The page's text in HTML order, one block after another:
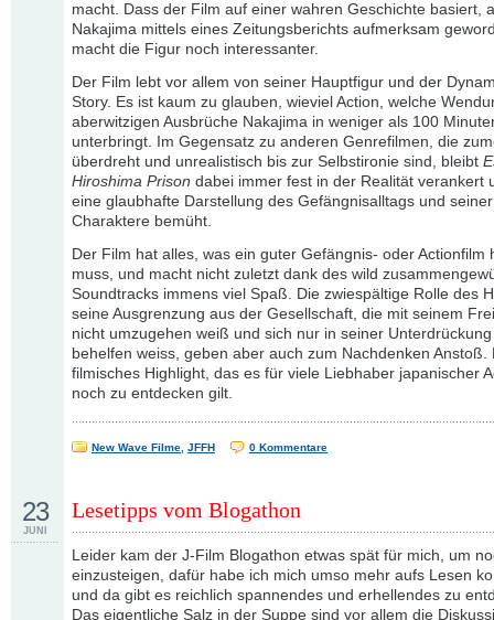
macht. Dass der Film auf einer wahren Geschichte basiert,
Nakajima mittels eines Zeitungsberichts aufmerksam
macht die Figur noch interessanter.
Der Film lebt vor allem von seiner Hauptfigur und der
Story. Es ist kaum zu glauben, wieviel Action, welche
aberwitzigen Ausbrüche Nakajima in weniger als 100
unterbringt. Im Gegensatz zu anderen Genrefilmen, die
überdreht und unrealistisch bis zur Selbstironie sind, bleibt
Hiroshima Prison dabei immer fest in der Realität verankert
eine glaubhafte Darstellung des Gefängnisalltags und seiner
Charaktere bemüht.
Der Film hat alles, was ein guter Gefängnis- oder Actionfilm
muss, und macht nicht zuletzt dank des wild
Soundtracks immens viel Spaß. Die zwiespältige Rolle des
seine Ausgrenzung aus der Gesellschaft, die mit seinem
nicht umzugehen weiß und sich nur in seiner
behelfen weiss, geben aber auch zum Nachdenken Anstoß.
filmisches Highlight, das es für viele Liebhaber japanischer
noch zu entdecken gilt.
New Wave Filme JFFH 0 Kommentare
Lesetipps vom Blogathon
23
JUNI
Leider kam der J-Film Blogathon etwas spät für mich, um
einzusteigen, dafür habe ich mich umso mehr aufs Lesen
und da gibt es reichlich spannendes und erhellendes zu
Das eigentliche Salz in der Suppe sind vor allem die